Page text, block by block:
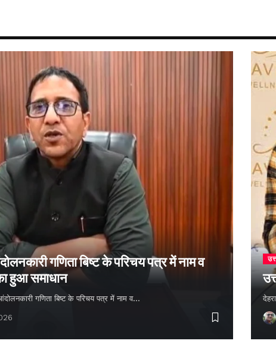
गणिता बिष्ट के परिचय पत्र में नाम व
हुआ समाधान
गणिता बिष्ट के परिचय पत्र में नाम व…